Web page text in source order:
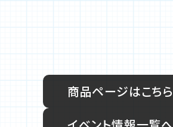
商品ページはこちら